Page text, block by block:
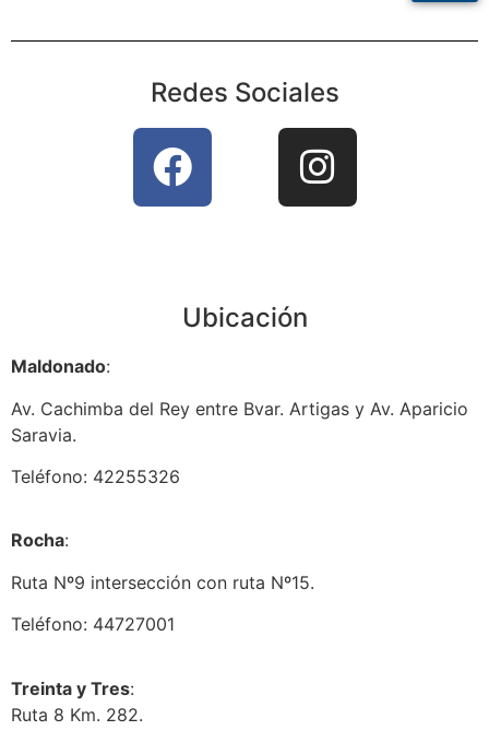
Redes Sociales
Ubicación
Maldonado:
Av. Cachimba del Rey entre Bvar. Artigas y Av. Aparicio
Saravia.
Teléfono: 42255326
Rocha:
Ruta Nº9 intersección con ruta Nº15.
Teléfono: 44727001
Treinta y Tres:
Ruta 8 Km. 282.